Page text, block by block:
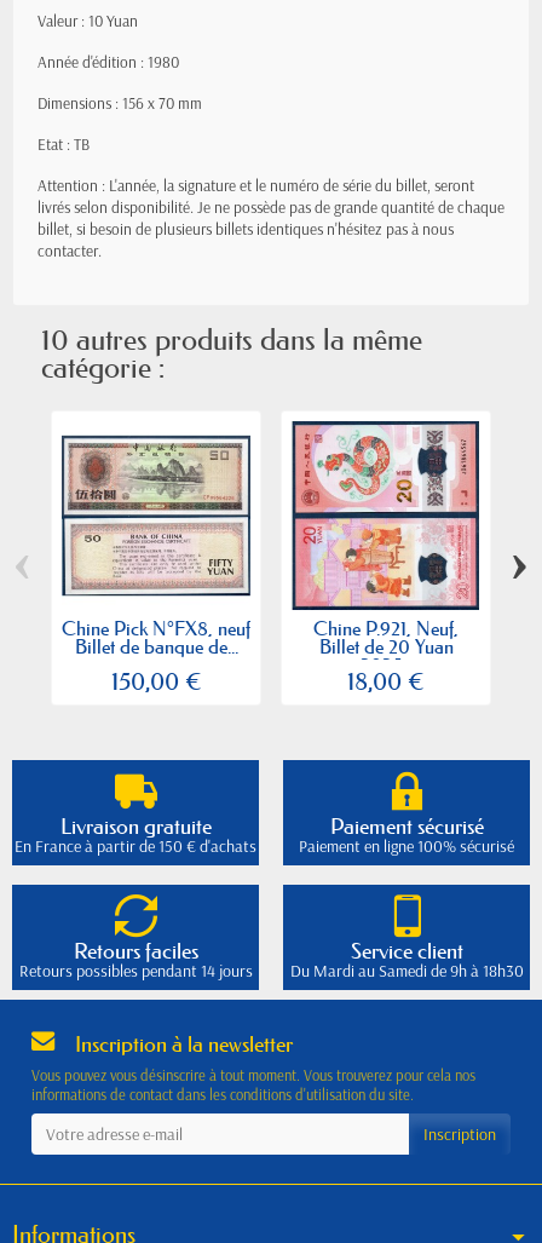
Valeur : 10 Yuan
Année d'édition : 1980
Dimensions : 156 x 70 mm
Etat : TB
Attention : L'année, la signature et le numéro de série du billet, seront
livrés selon disponibilité. Je ne possède pas de grande quantité de chaque
billet, si besoin de plusieurs billets identiques n'hésitez pas à nous
contacter.
10 autres produits dans la même
catégorie :
Chine Pick N°FX8, neuf
Billet de banque de...
150,00 €
Chine P.921, Neuf,
Billet de 20 Yuan
2025...
18,00 €
‹ ›
Livraison gratuite
En France à partir de 150 € d'achats
Paiement sécurisé
Paiement en ligne 100% sécurisé
Retours faciles
Retours possibles pendant 14 jours
Service client
Du Mardi au Samedi de 9h à 18h30
Inscription à la newsletter
Vous pouvez vous désinscrire à tout moment. Vous trouverez pour cela nos
informations de contact dans les conditions d'utilisation du site.
Informations